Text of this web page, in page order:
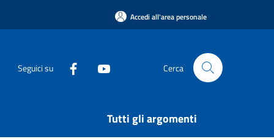
Accedi all'area personale
Seguici su Cerca
Tutti gli argomenti